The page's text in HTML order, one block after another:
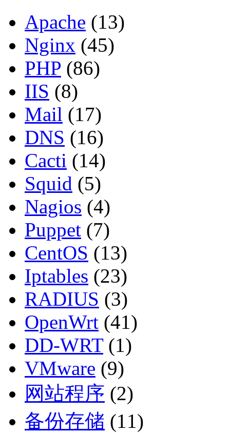
Apache (13)
Nginx (45)
PHP (86)
IIS (8)
Mail (17)
DNS (16)
Cacti (14)
Squid (5)
Nagios (4)
Puppet (7)
CentOS (13)
Iptables (23)
RADIUS (3)
OpenWrt (41)
DD-WRT(1)
VMware (9)
网站程序 (2)
备份存储 (11)